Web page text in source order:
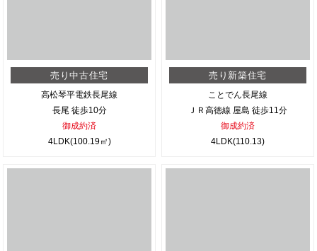
売り中古住宅
高松琴平電鉄長尾線
長尾 徒歩10分
御成約済
4LDK(100.19㎡)
売り新築住宅
ことでん長尾線
ＪＲ高徳線 屋島 徒歩11分
御成約済
4LDK(110.13)